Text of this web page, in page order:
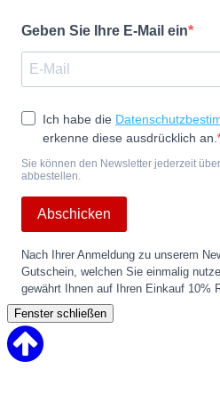
Geben Sie Ihre E-Mail ein
Ich habe die
erkenne diese ausdrücklich an.
Sie können den Newsletter jederzeit
abbestellen.
Abschicken
Nach Ihrer Anmeldung zu unserem
Gutschein, welchen Sie einmalig
gewährt Ihnen auf Ihren Einkauf 10%
Fenster schließen
to